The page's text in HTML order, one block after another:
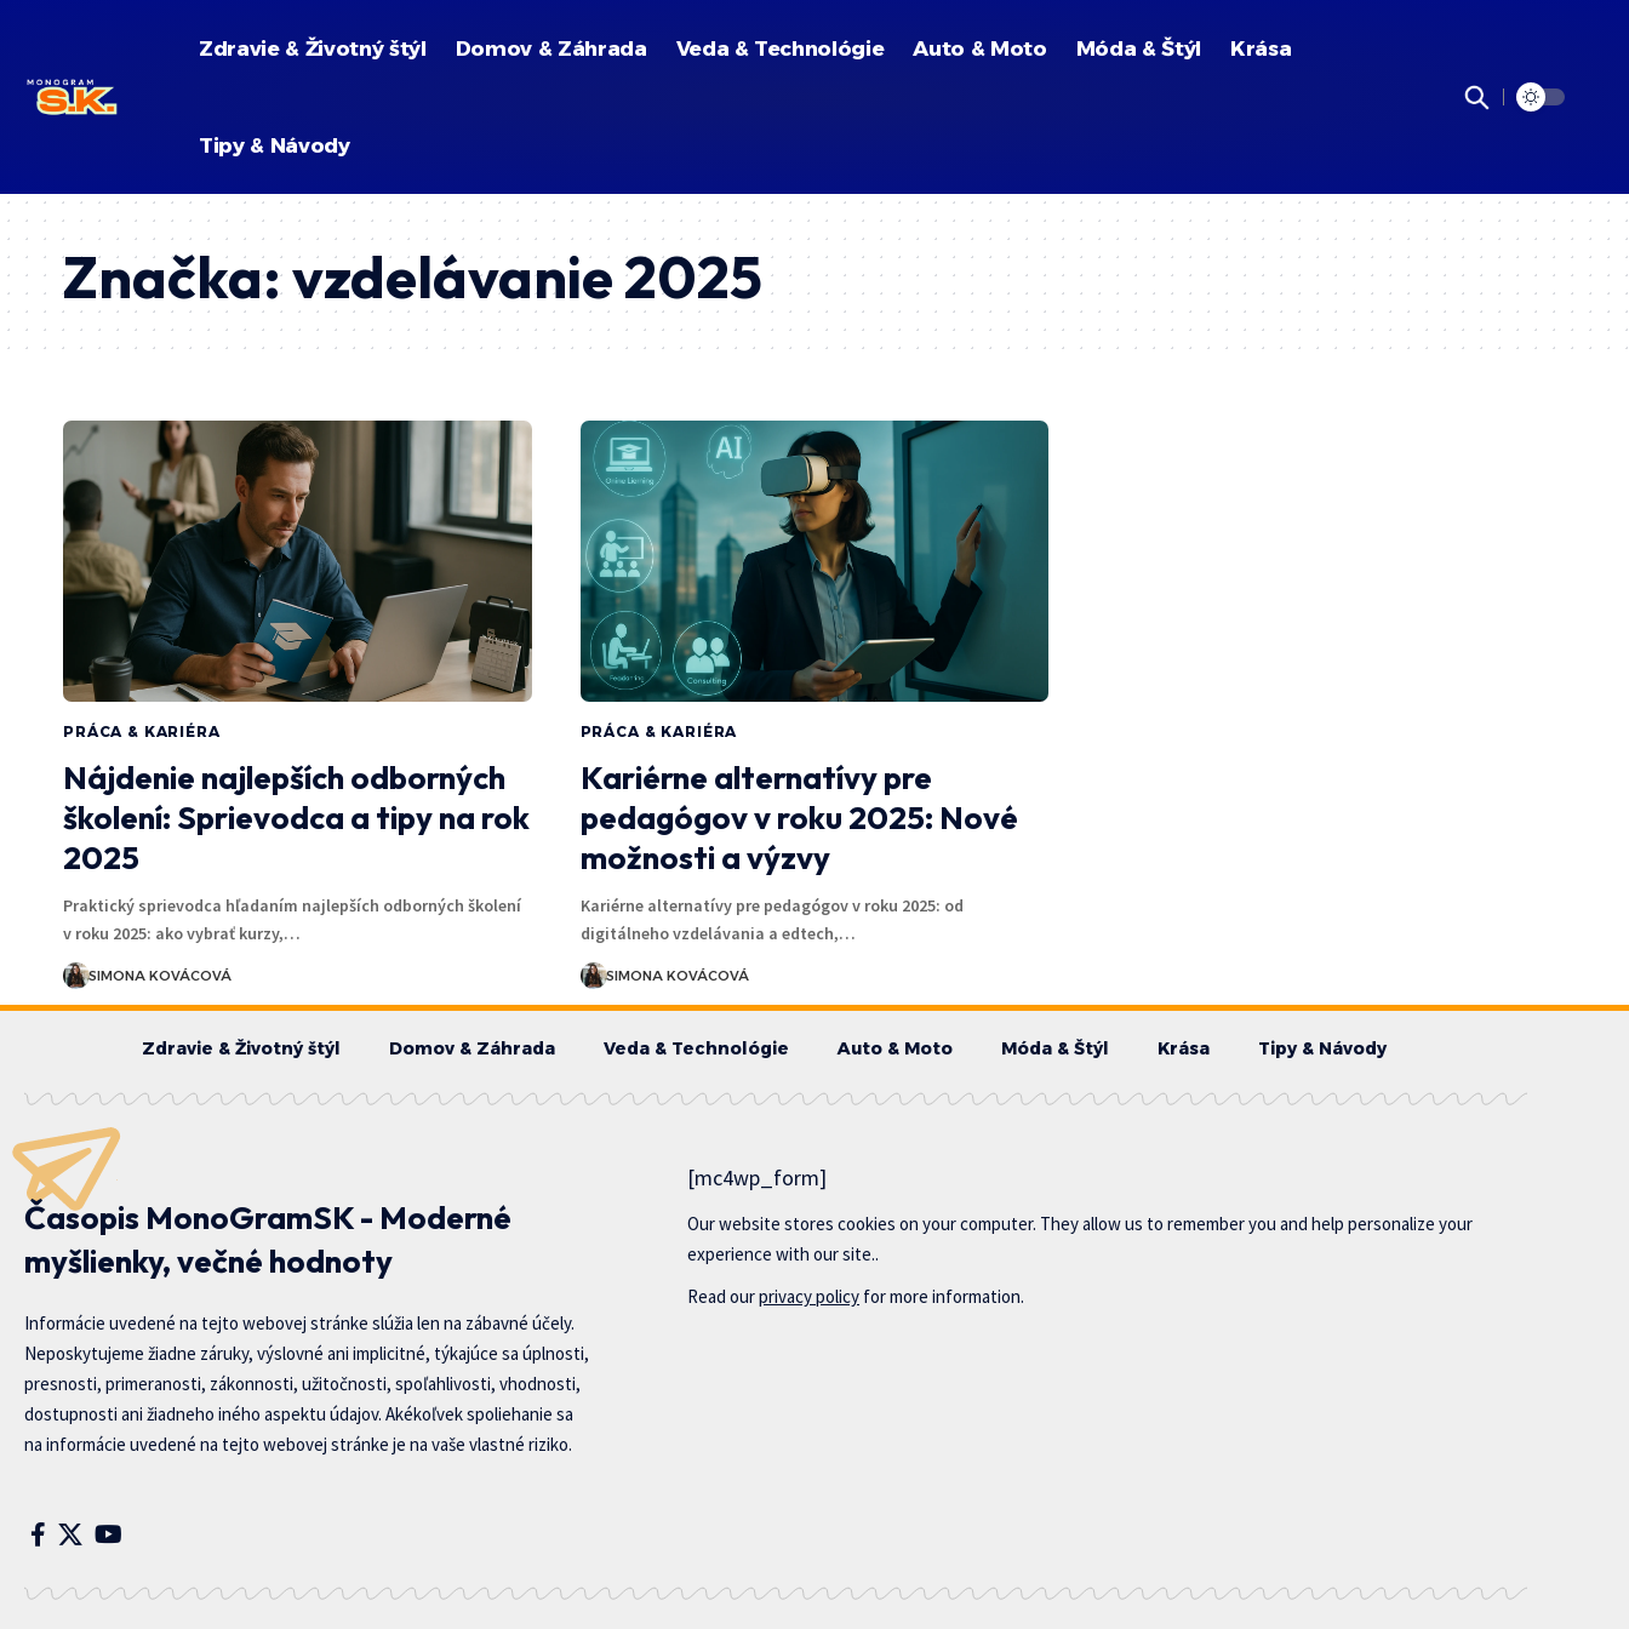
Zdravie & Životný štýl Domov & Záhrada Veda & Technológie Auto & Moto Móda & Štýl Krása
Tipy & Návody
Značka:vzdelávanie 2025
PRÁCA & KARIÉRA
Nájdenie najlepších odborných
školení: Sprievodca a tipy na rok
2025
Praktický sprievodca hľadaním najlepších odborných školení
v roku 2025: ako vybrať kurzy,…
SIMONA KOVÁCOVÁ
PRÁCA & KARIÉRA
Kariérne alternatívy pre
pedagógov v roku 2025: Nové
možnosti a výzvy
Kariérne alternatívy pre pedagógov v roku 2025: od
digitálneho vzdelávania a edtech,…
SIMONA KOVÁCOVÁ
Zdravie & Životný štýl Domov & Záhrada Veda & Technológie Auto & Moto Móda & Štýl Krása Tipy & Návody
Časopis MonoGramSK - Moderné
myšlienky, večné hodnoty
Informácie uvedené na tejto webovej stránke slúžia len na zábavné účely.
Neposkytujeme žiadne záruky, výslovné ani implicitné, týkajúce sa úplnosti,
presnosti, primeranosti, zákonnosti, užitočnosti, spoľahlivosti, vhodnosti,
dostupnosti ani žiadneho iného aspektu údajov. Akékoľvek spoliehanie sa
na informácie uvedené na tejto webovej stránke je na vaše vlastné riziko.
[mc4wp_form]
Our website stores cookies on your computer. They allow us to remember you and help personalize your
experience with our site..
Read ourprivacy policy for more information.